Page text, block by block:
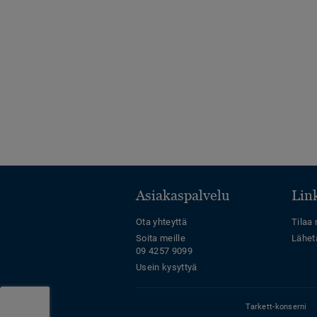
Asiakaspalvelu
Ota yhteyttä
Soita meille
09 4257 9099
Usein kysyttyä
Tilaa
Tarkett-konserni